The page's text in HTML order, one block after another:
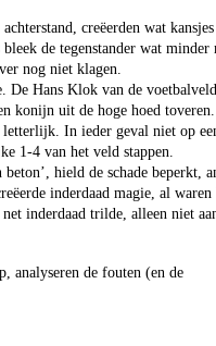
creëerden wat
de tegenstander wat minder
nog niet klagen.
De Hans Klok van de
konijn uit de hoge hoed
In ieder geval niet op
1-4 van het veld stappen.
hield de schade beperkt,
inderdaad magie, al waren
inderdaad trilde, alleen niet
analyseren de fouten (en de